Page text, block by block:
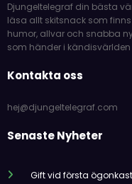
Djungeltelegraf din bästa
läsa allt skitsnack som
humor, allvar och snabba
som händer i kändisvärlden
Kontakta oss
hej@djungeltelegraf.com
Senaste Nyheter
Gift vid första